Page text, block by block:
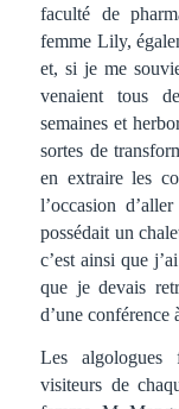
faculté de
femme Lily,
et, si je me
venaient tous
semaines et
sortes de
en extraire les
l’occasion
possédait un
c’est ainsi que
que je devais
d’une conférence
Les algologues
visiteurs de